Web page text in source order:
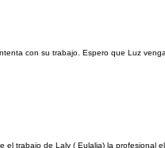
con su trabajo. Espero que Luz
el trabajo de Laly ( Eulalia) la profesional